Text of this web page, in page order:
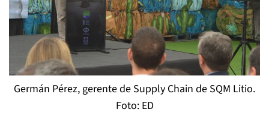
Germán Pérez, gerente de Supply Chain de SQM Litio.
Foto: ED